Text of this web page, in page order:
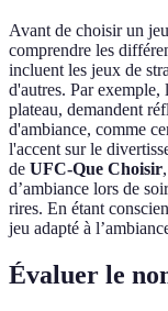
Avant de choisir un
comprendre les
incluent les jeux de
d'autres. Par exemple,
plateau, demandent
d'ambiance, comme
l'accent sur le
de UFC-Que Choisir
d’ambiance lors de
rires. En étant
jeu adapté à
Évaluer le